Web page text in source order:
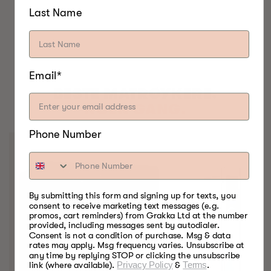
BESTE MATRØYKERE.
NOEN GANG.
Last Name
Email*
Phone Number
By submitting this form and signing up for texts, you
consent to receive marketing text messages (e.g.
promos, cart reminders) from Grakka Ltd at the number
provided, including messages sent by autodialer.
Consent is not a condition of purchase. Msg & data
rates may apply. Msg frequency varies. Unsubscribe at
any time by replying STOP or clicking the unsubscribe
link (where available). Privacy Policy&Terms.